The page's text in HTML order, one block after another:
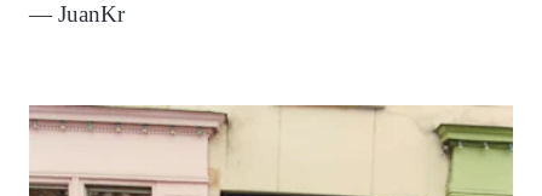
— JuanKr